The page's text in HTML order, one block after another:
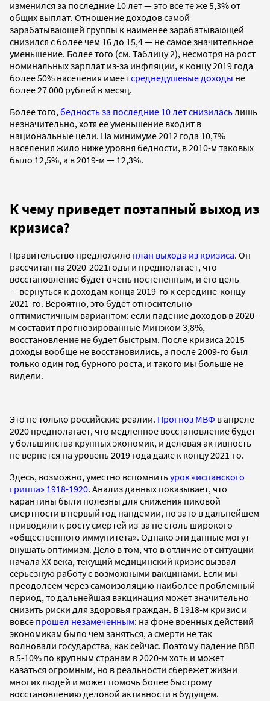
изменился за последние 10 лет — это все те же 5,3% от
общих выплат. Отношение доходов самой
зарабатывающей группы к наименее зарабатывающей
снизился с более чем 16 до 15,4 — не самое значительное
уменьшение. Более того (см. Таблицу 2), несмотря на рост
номинальных зарплат из-за инфляции, к концу 2019 года
более 50% населения имеетсреднедушевые доходы не
более 27 000 рублей в месяц.
Более того,бедность за последние 10 лет снизиласьлишь
незначительно, хотя ее уменьшение входит в
национальные цели. На минимуме 2012 года 10,7%
населения жило ниже уровня бедности, в 2010-м таковых
было 12,5%, а в 2019-м — 12,3%.
К чему приведет поэтапный выход из
кризиса?
Правительство предложило план выхода из кризиса. Он
рассчитан на 2020-2021годы и предполагает, что
восстановление будет очень постепенным, и его цель
— вернуться к доходам конца 2019-го к середине-концу
2021-го. Вероятно, это будет относительно
оптимистичным вариантом: если падение доходов в 2020-
м составит прогнозированные Минэком 3,8%,
восстановление не будет быстрым. После кризиса 2015
доходы вообще не восстановились, а после 2009-го был
только один год бурного роста, и такого мы больше не
видели.
Это не только российские реалии. Прогноз МВФ в апреле
2020 предполагает, что медленное восстановление будет
у большинства крупных экономик, и деловая активность
не вернется на уровень 2019 года даже к концу 2021-го.
Здесь, возможно, уместно вспомнитьурок «испанского
гриппа» 1918-1920. Анализ данных показывает, что
карантины были полезны для снижения пиковой
смертности в первый год пандемии, но зато в дальнейшем
приводили к росту смертей из-за не столь широкого
«общественного иммунитета». Однако эти данные могут
внушать оптимизм. Дело в том, что в отличие от ситуации
начала ХХ века, текущий медицинский кризис вызвал
серьезную работу с возможными вакцинами. Если мы
преодолеем через самоизоляцию наиболее проблемный
период, то дальнейшая вакцинация может значительно
снизить риски для здоровья граждан. В 1918-м кризис и
вовсе прошел незамеченным: на фоне военных действий
экономикам было чем заняться, а смерти не так
волновали государства, как сейчас. Поэтому падение ВВП
в 5-10% по крупным странам в 2020-м хоть и может
казаться огромным, но в реальности сбережет жизни
многих людей и может помочь более быстрому
восстановлению деловой активности в будущем.